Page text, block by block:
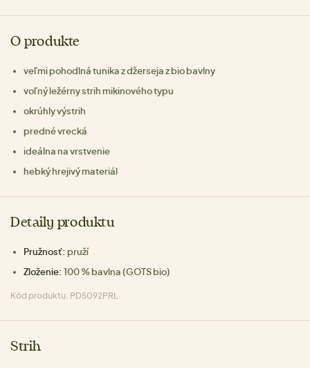
O produkte
veľmi pohodlná tunika z džerseja z bio bavlny
voľný ležérny strih mikinového typu
okrúhly výstrih
predné vrecká
ideálna na vrstvenie
hebký hrejivý materiál
Detaily produktu
Pružnosť: pruží
Zloženie: 100 % bavlna (GOTS bio)
Kód produktu: PD5092PRL
Strih